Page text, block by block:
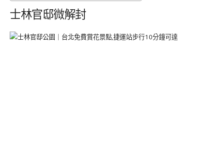
士林官邸微解封